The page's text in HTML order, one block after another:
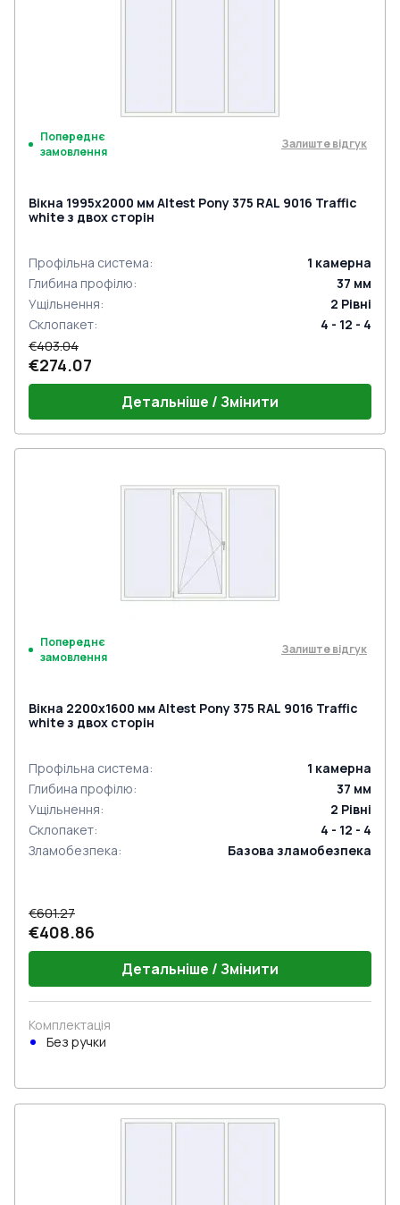
Попереднє
замовлення
Залиште відгук
Вікна 1995x2000 мм Altest Pony 375 RAL 9016 Traffic
white з двох сторін
Профільна система: 1 камерна
Глибина профілю: 37 мм
Ущільнення: 2 Рівні
Склопакет:
4 - 12 - 4
€403.04
€274.07
Детальніше / Змінити
Попереднє
замовлення
Залиште відгук
Вікна 2200x1600 мм Altest Pony 375 RAL 9016 Traffic
white з двох сторін
Профільна система: 1 камерна
Глибина профілю: 37 мм
Ущільнення: 2 Рівні
Склопакет:
4 - 12 - 4
Зламобезпека: Базова зламобезпека
€601.27
€408.86
Детальніше / Змінити
Комплектація
Без ручки